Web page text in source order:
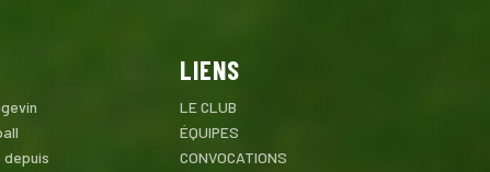
LIENS
LE CLUB
ÉQUIPES
CONVOCATIONS